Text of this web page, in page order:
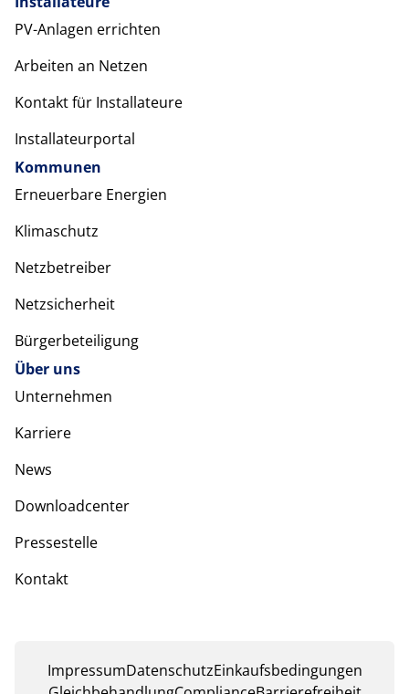
PV-Anlagen errichten
Arbeiten an Netzen
Kontakt für Installateure
Installateurportal
Kommunen
Erneuerbare Energien
Klimaschutz
Netzbetreiber
Netzsicherheit
Bürgerbeteiligung
Über uns
Unternehmen
Karriere
News
Downloadcenter
Pressestelle
Kontakt
ImpressumDatenschutzEinkaufsbedingungen